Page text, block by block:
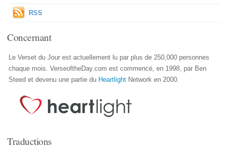
RSS
Concernant
Le Verset du Jour est actuellement lu par plus de 250,000 personnes
chaque mois. VerseoftheDay.com est commencé, en 1998, par Ben
Steed et devenu une partie du Heartlight Network en 2000.
Traductions